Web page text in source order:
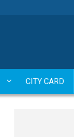
CITY CARD